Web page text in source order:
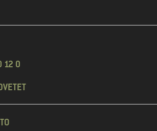
12 0